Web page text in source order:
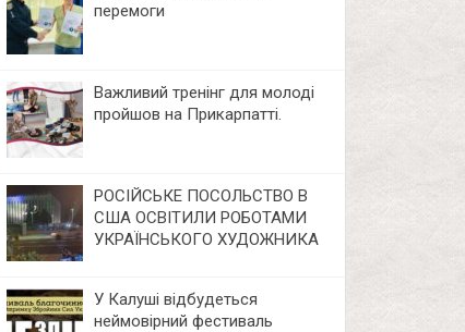
перемоги
Важливий тренінг для молоді
пройшов на Прикарпатті.
РОСІЙСЬКЕ ПОСОЛЬСТВО В
США ОСВІТИЛИ РОБОТАМИ
УКРАЇНСЬКОГО ХУДОЖНИКА
У Калуші відбудеться
неймовірний фестиваль